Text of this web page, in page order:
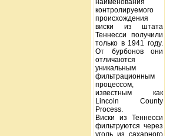
наименования
контролируемого
происхождения
виски из штата
Теннесси получили
только в 1941 году.
От бурбонов они
отличаются
уникальным
фильтрационным
процессом,
известным как
Lincoln County
Process.
Виски из Теннесси
фильтруются через
уголь из сахарного